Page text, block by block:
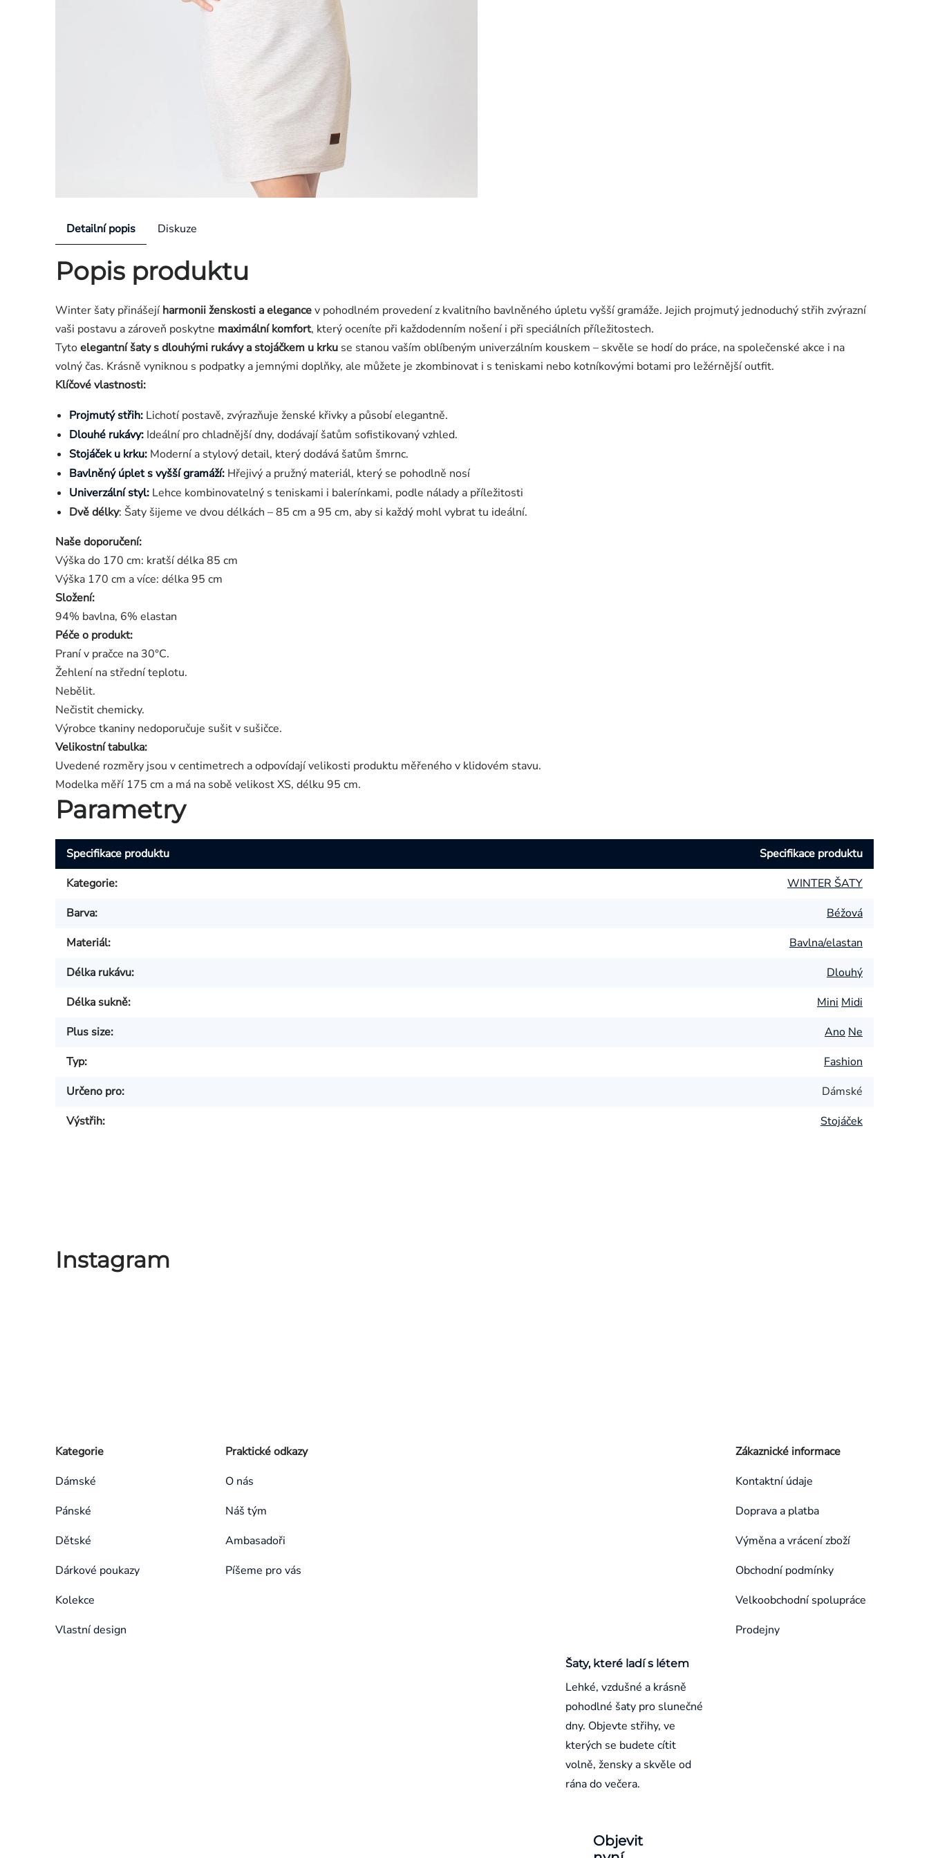
Detailní popis Diskuze
Popis produktu
Winter šaty přinášejíharmonii ženskosti a elegancev pohodlném provedení z kvalitního bavlněného úpletu vyšší gramáže. Jejich projmutý jednoduchý střih zvýrazní
vaši postavu a zároveň poskytne maximální komfort, který oceníte při každodenním nošení i při speciálních příležitostech.
Tytoelegantní šaty s dlouhými rukávy a stojáčkem u krku se stanou vaším oblíbeným univerzálním kouskem – skvěle se hodí do práce, na společenské akce i na
volný čas. Krásně vyniknou s podpatky a jemnými doplňky, ale můžete je zkombinovat i s teniskami nebo kotníkovými botami pro ležérnější outfit.
Klíčové vlastnosti:
Projmutý střih: Lichotí postavě, zvýrazňuje ženské křivky a působí elegantně.
Dlouhé rukávy: Ideální pro chladnější dny, dodávají šatům sofistikovaný vzhled.
Stojáček u krku: Moderní a stylový detail, který dodává šatům šmrnc.
Bavlněný úplet s vyšší gramáží: Hřejivý a pružný materiál, který se pohodlně nosí
Univerzální styl: Lehce kombinovatelný s teniskami i balerínkami, podle nálady a příležitosti
Dvě délky: Šaty šijeme ve dvou délkách – 85 cm a 95 cm, aby si každý mohl vybrat tu ideální.
Naše doporučení:
Výška do 170 cm: kratší délka 85 cm
Výška 170 cm a více: délka 95 cm
Složení:
94% bavlna, 6% elastan
Péče o produkt:
Praní v pračce na 30°C.
Žehlení na střední teplotu.
Nebělit.
Nečistit chemicky.
Výrobce tkaniny nedoporučuje sušit v sušičce.
Velikostní tabulka:
Uvedené rozměry jsou v centimetrech a odpovídají velikosti produktu měřeného v klidovém stavu.
Modelka měří 175 cm a má na sobě velikost XS, délku 95 cm.
Parametry
Specifikace produktu
Specifikace produktu
Kategorie:
WINTER ŠATY
Barva:
Béžová
Materiál:
Bavlna/elastan
Délka rukávu:
Dlouhý
Délka sukně: Mini Midi
Plus size: Ano Ne
Typ:
Fashion
Určeno pro:
Dámské
Výstřih: Stojáček
Instagram
kategorie
Kategorie
Dámské
Pánské
Dětské
Dárkové poukazy
Kolekce
Vlastní design
Praktické odkazy
O nás
Náš tým
Ambasadoři
Píšeme pro vás
Šaty, které ladí s létem
Lehké, vzdušné a krásně
pohodlné šaty pro slunečné
dny. Objevte střihy, ve
kterých se budete cítit
volně, žensky a skvěle od
rána do večera.
Objevit
Zákaznické informace
Kontaktní údaje
Doprava a platba
Výměna a vrácení zboží
Obchodní podmínky
Velkoobchodní spolupráce
Prodejny